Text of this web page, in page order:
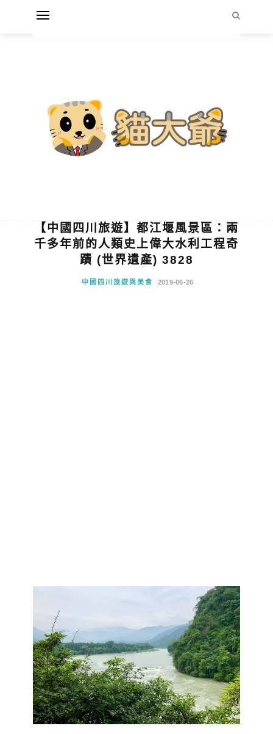
【中國四川旅遊】都江堰風景區：兩
千多年前的人類史上偉大水利工程奇
蹟 (世界遺產) 3828
中國四川旅遊與美食 2019-06-26